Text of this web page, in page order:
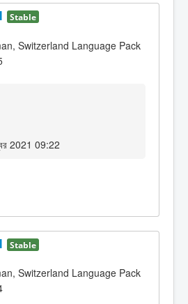
Stable
Switzerland Language Pack
2021 09:22
Stable
Switzerland Language Pack